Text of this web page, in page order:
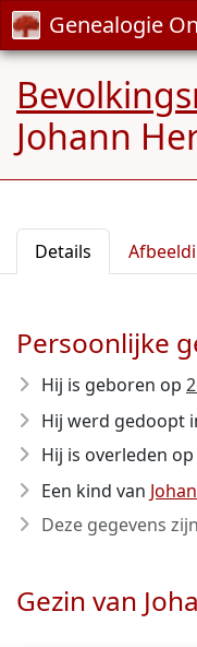
Genealogie
Johann
Details
Persoonlijke
Hij is geboren op
Hij werd gedoopt
Hij is overleden op
Een kind van
Deze gegevens
Gezin van